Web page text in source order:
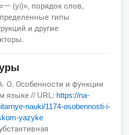
(yi)», порядок слов,
типы
и другие
О. Особенности и функции
языке // URL: https://na-
nauki/1174-osobennosti-i-
yazyke